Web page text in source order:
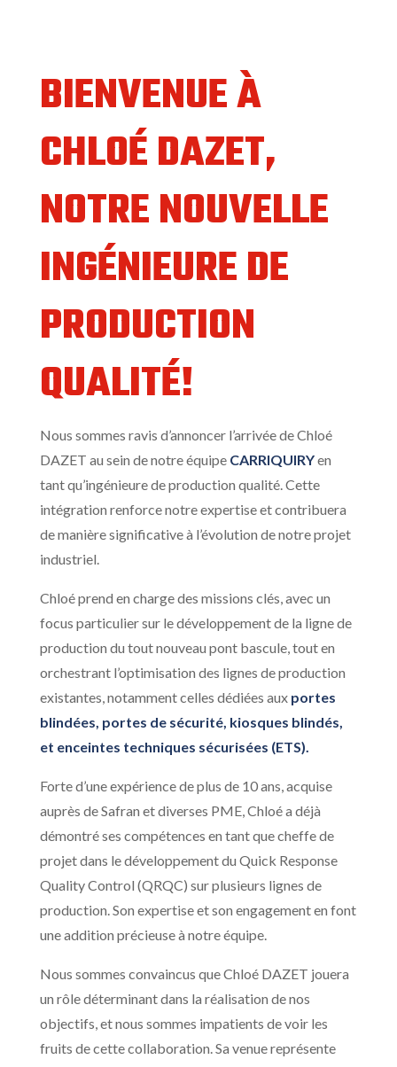
BIENVENUE À
CHLOÉ DAZET,
NOTRE NOUVELLE
INGÉNIEURE DE
PRODUCTION
QUALITÉ!
Nous sommes ravis d’annoncer l’arrivée de Chloé
DAZET au sein de notre équipe CARRIQUIRYen
tant qu’ingénieure de production qualité. Cette
intégration renforce notre expertise et contribuera
de manière significative à l’évolution de notre projet
industriel.
Chloé prend en charge des missions clés, avec un
focus particulier sur le développement de la ligne de
production du tout nouveau pont bascule, tout en
orchestrant l’optimisation des lignes de production
existantes, notamment celles dédiées aux portes
blindées, portes de sécurité, kiosques blindés,
et enceintes techniques sécurisées (ETS).
Forte d’une expérience de plus de 10 ans, acquise
auprès de Safran et diverses PME, Chloé a déjà
démontré ses compétences en tant que cheffe de
projet dans le développement du Quick Response
Quality Control (QRQC) sur plusieurs lignes de
production. Son expertise et son engagement en font
une addition précieuse à notre équipe.
Nous sommes convaincus que Chloé DAZET jouera
un rôle déterminant dans la réalisation de nos
objectifs, et nous sommes impatients de voir les
fruits de cette collaboration. Sa venue représente